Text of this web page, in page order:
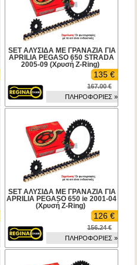
SET ΑΛΥΣΙΔΑ ΜΕ ΓΡΑΝΑΖΙΑ ΓΙΑ
APRILIA PEGASO 650 STRADA
2005-09 (Χρυσή Z-Ring)
135 €
167.00 €
ΠΛΗΡΟΦΟΡΙΕΣ »
SET ΑΛΥΣΙΔΑ ΜΕ ΓΡΑΝΑΖΙΑ ΓΙΑ
APRILIA PEGASO 650 ie 2001-04
(Χρυσή Z-Ring)
126 €
156.24 €
ΠΛΗΡΟΦΟΡΙΕΣ »